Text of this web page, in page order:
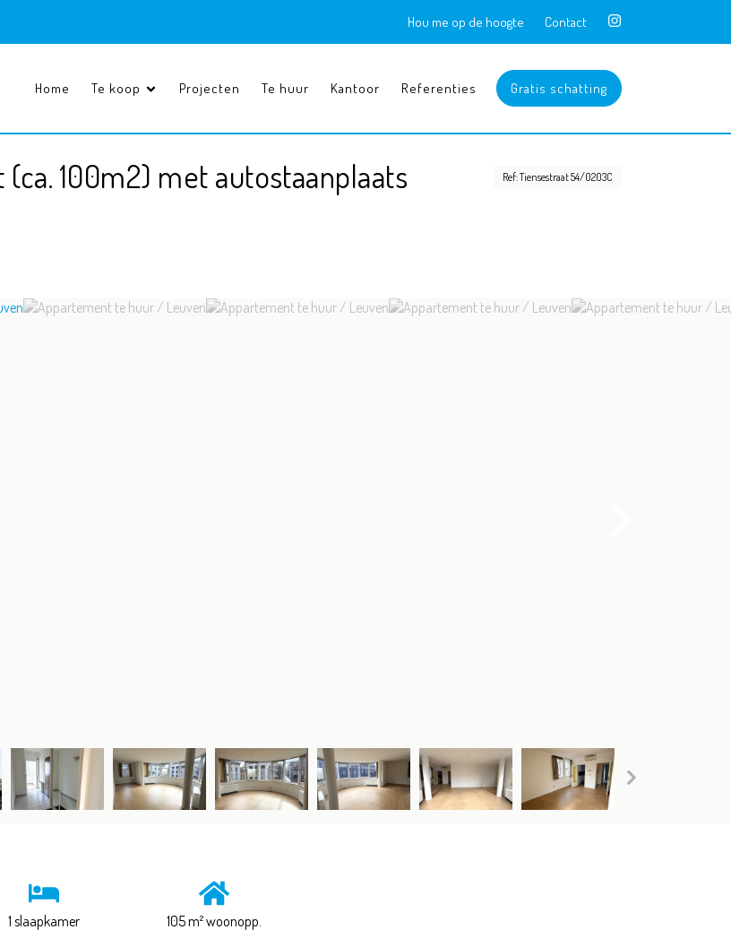
Hou me op de hoogte Contact
Home Te koop Projecten Te huur Kantoor Referenties Gratis schatting
100m2) met autostaanplaats
Ref: Tiensestraat 54/0203C
1 slaapkamer 105 m² woonopp.